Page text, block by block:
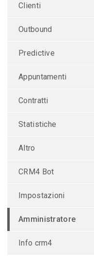
Clienti
Outbound
Predictive
Appuntamenti
Contratti
Statistiche
Altro
CRM4 Bot
Impostazioni
Amministratore
Info crm4